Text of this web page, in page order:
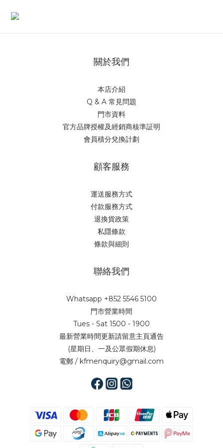
關於我們
本店介紹
Q & A 常見問題
門市資料
官方品牌授權及經銷商核準証明
會員積分兌換計劃
顧客服務
運送服務方式
付款服務方式
退換貨政策
私隱條款
條款與細則
聯絡我們
Whatsapp +852 5546 5100
門市營業時間
Tues - Sat 1500 - 1900
最新營業時間更新請留意主頁通告
(星期日、一及公眾假期休息)
電郵 / kfmenquiry@gmail.com